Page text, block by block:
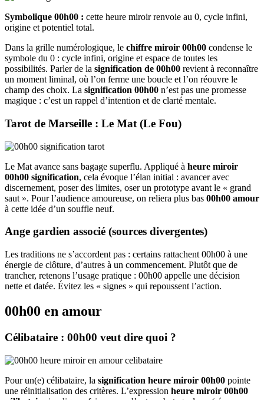
Symbolique 00h00 : cette heure miroir renvoie au 0, cycle infini,
origine et potentiel total.
Dans la grille numérologique, le chiffre miroir 00h00 condense le
symbole du 0 : cycle infini, origine et espace de toutes les
possibilités. Parler de la signification de 00h00 revient à reconnaître
un moment liminal, où l’on ferme une boucle et l’on réouvre le
champ des choix. La signification 00h00 n’est pas une promesse
magique : c’est un rappel d’intention et de clarté mentale.
Tarot de Marseille : Le Mat (Le Fou)
Le Mat avance sans bagage superflu. Appliqué à heure miroir
00h00 signification, cela évoque l’élan initial : avancer avec
discernement, poser des limites, oser un prototype avant le « grand
saut ». Pour l’audience amoureuse, on reliera plus bas 00h00 amour
à cette idée d’un souffle neuf.
Ange gardien associé (sources divergentes)
Les traditions ne s’accordent pas : certains rattachent 00h00 à une
énergie de clôture, d’autres à un commencement. Plutôt que de
trancher, retenons l’usage pratique : 00h00 appelle une décision
nette et datée. Évitez les « signes » qui repoussent l’action.
00h00 en amour
Célibataire : 00h00 veut dire quoi ?
Pour un(e) célibataire, la signification heure miroir 00h00 pointe
une réinitialisation des critères. L’expression heure miroir 00h00